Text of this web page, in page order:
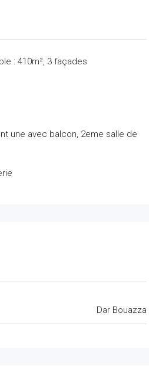
: 410m², 3 façades
une avec balcon, 2eme salle de
Dar Bouazza